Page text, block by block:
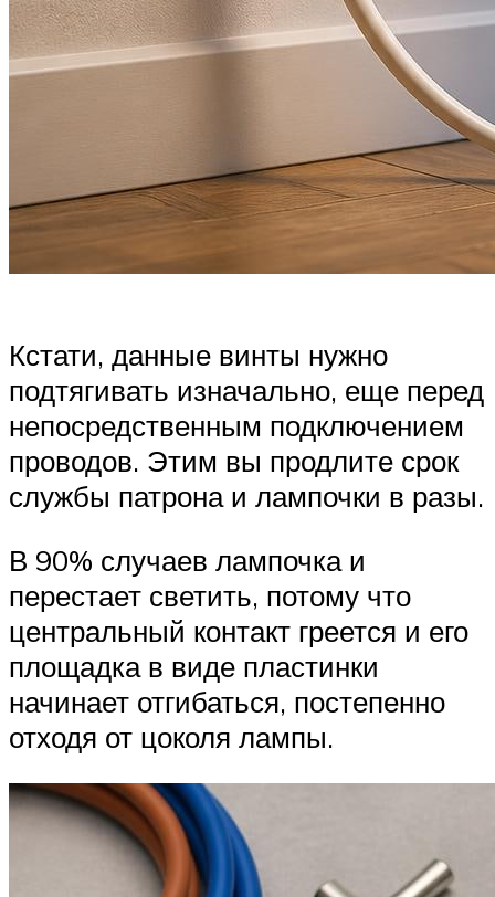
Кстати, данные винты нужно
подтягивать изначально, еще перед
непосредственным подключением
проводов. Этим вы продлите срок
службы патрона и лампочки в разы.
В 90% случаев лампочка и
перестает светить, потому что
центральный контакт греется и его
площадка в виде пластинки
начинает отгибаться, постепенно
отходя от цоколя лампы.